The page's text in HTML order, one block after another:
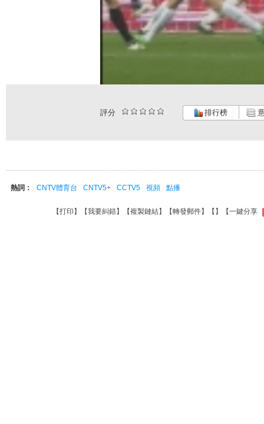
評分 排行榜
熱詞： CNTV體育台 CNTV5+ CCTV5 視頻 點播
【打印 】【我要糾錯】【複製鏈結】【轉發郵件】【 】 【一鍵分享